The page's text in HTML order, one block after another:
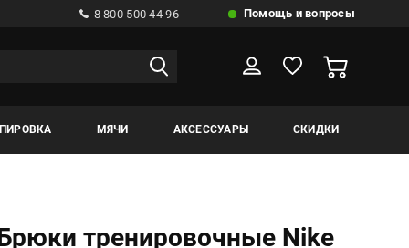
8 800 500 44 96 Помощь и вопросы
МЯЧИ АКСЕССУАРЫ СКИДКИ
тренировочные Nike